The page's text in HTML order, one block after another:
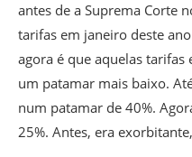
antes de a Suprema Corte
tarifas em janeiro deste
agora é que aquelas
um patamar mais baixo.
num patamar de 40%.
25%. Antes, era